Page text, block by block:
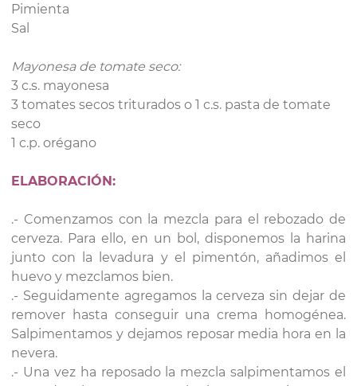
Pimienta
Sal
Mayonesa de tomate seco:
3 c.s. mayonesa
3 tomates secos triturados o 1 c.s. pasta de tomate
seco
1 c.p. orégano
ELABORACIÓN:
.- Comenzamos con la mezcla para el rebozado de
cerveza. Para ello, en un bol, disponemos la harina
junto con la levadura y el pimentón, añadimos el
huevo y mezclamos bien.
.- Seguidamente agregamos la cerveza sin dejar de
remover hasta conseguir una crema homogénea.
Salpimentamos y dejamos reposar media hora en la
nevera.
.- Una vez ha reposado la mezcla salpimentamos el